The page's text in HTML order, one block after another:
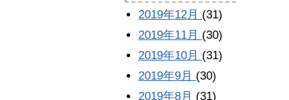
2019年12月 (31)
2019年11月 (30)
2019年10月 (31)
2019年9月 (30)
2019年8月 (31)